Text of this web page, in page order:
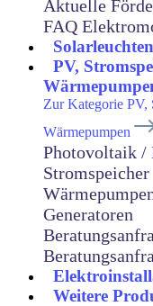
Aktuelle
FAQ
PV,
Zur Kategorie PV,
Wärmepumpen
Photovoltaik /
Stromspeicher
Generatoren
Weitere